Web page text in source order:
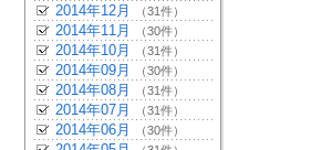
2014年12月 （31件）
2014年11月 （30件）
2014年10月 （31件）
2014年09月 （30件）
2014年08月 （31件）
2014年07月 （31件）
2014年06月 （30件）